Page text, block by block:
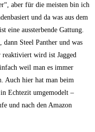
aber für die meisten bin ich
und da was aus dem
eine aussterbende Gattung.
Steel Panther und was
wird ist Jagged
weil man es immer
Auch hier hat man beim
Echtezit umgemodelt –
und nach den Amazon